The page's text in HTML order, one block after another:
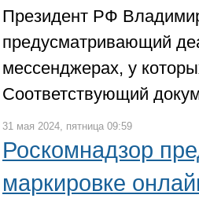
Президент РФ
предусматривающий
мессенджерах, у
Соответствующий
31 мая 2024, пятница 09:59
Роскомнадзор
маркировке